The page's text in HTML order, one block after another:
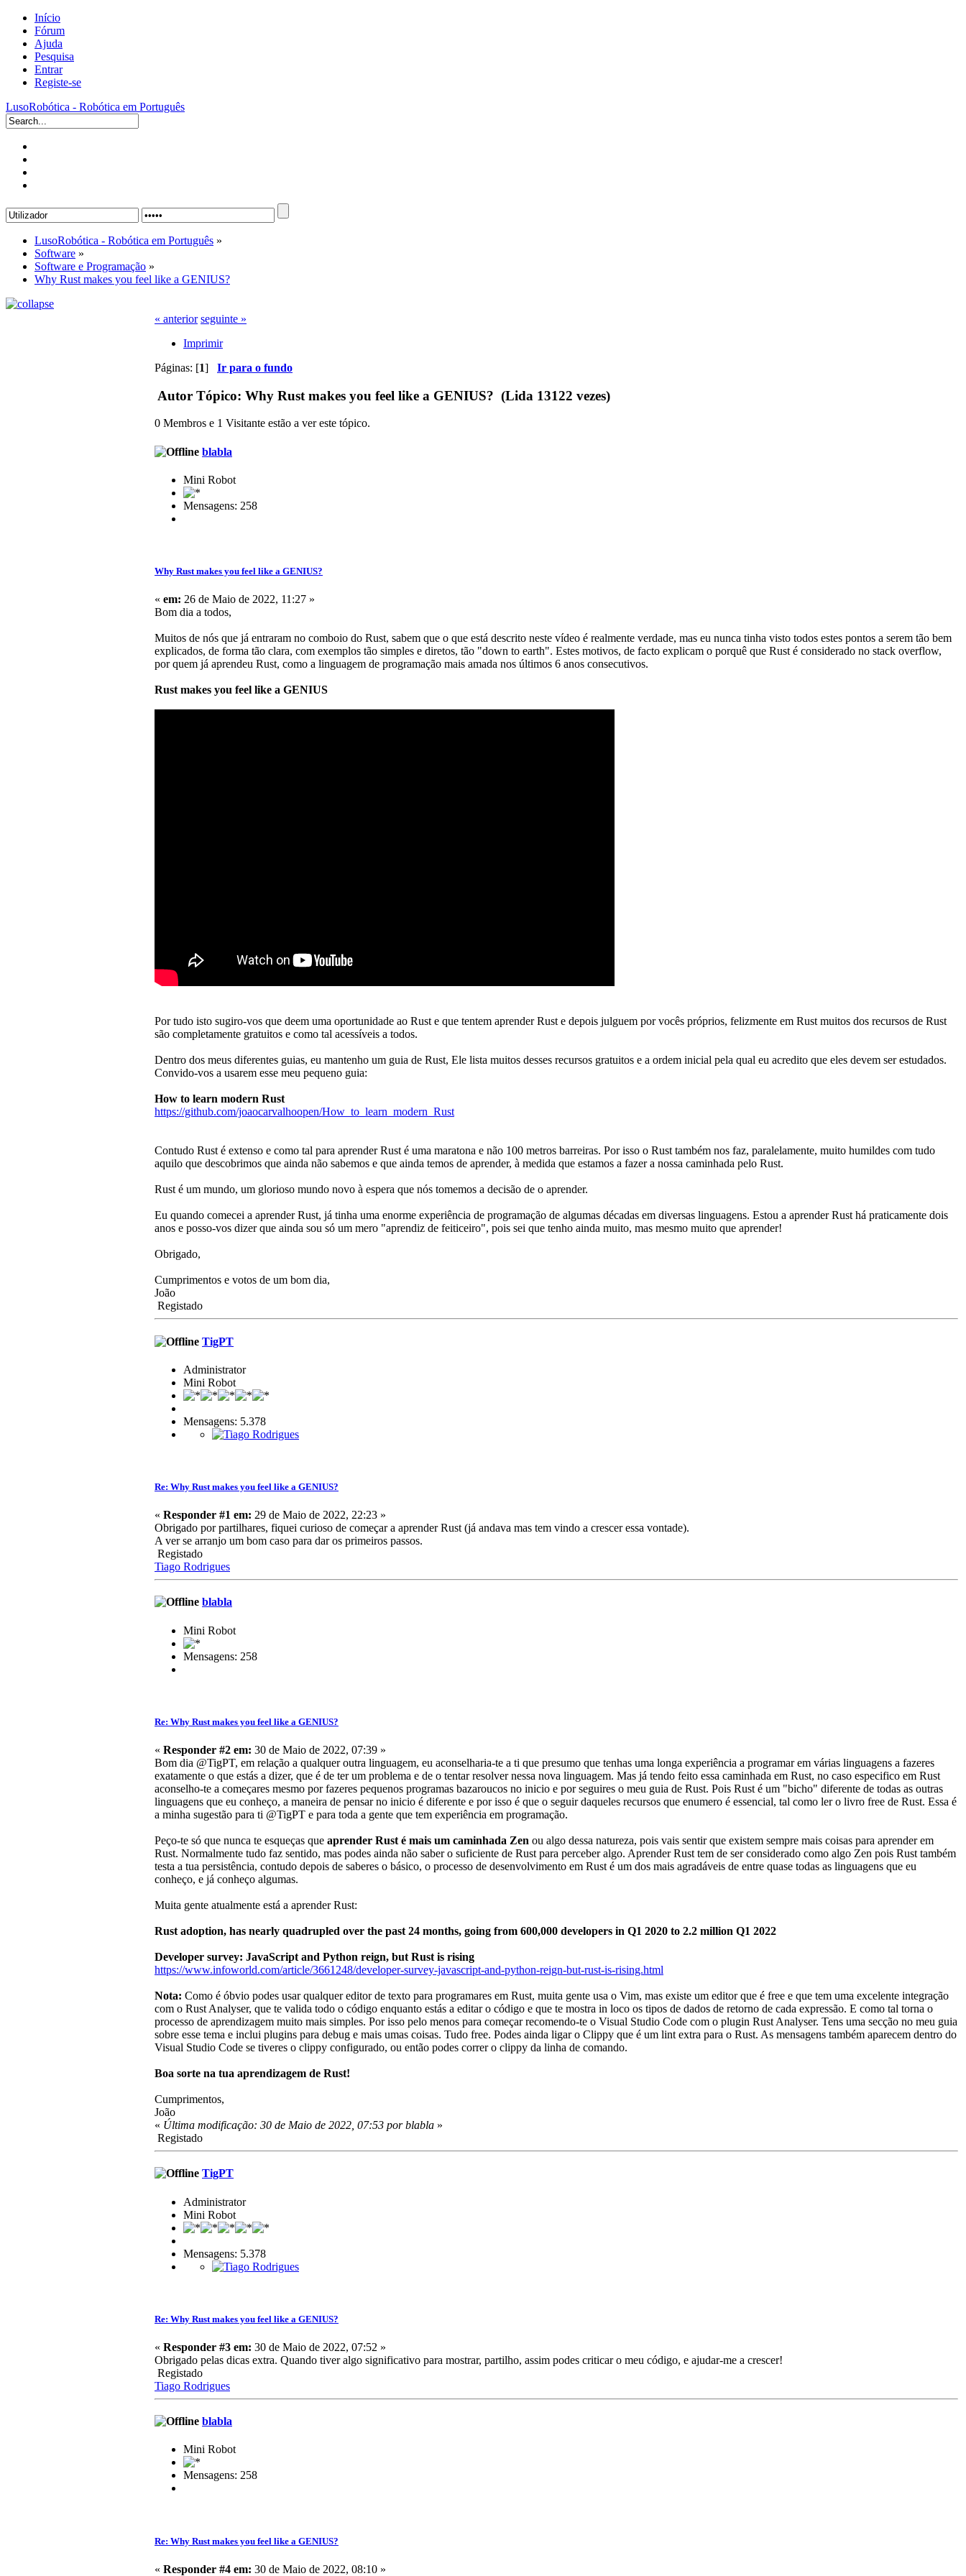
Início
Fórum
Ajuda
Pesquisa
Entrar
Registe-se
LusoRobótica - Robótica em Português
LusoRobótica - Robótica em Português »
Software »
Software e Programação »
Why Rust makes you feel like a GENIUS?
« anterior seguinte »
Imprimir
Páginas: [1] Ir para o fundo
Autor Tópico: Why Rust makes you feel like a GENIUS? (Lida 13122 vezes)
0 Membros e 1 Visitante estão a ver este tópico.
blabla
Mini Robot
Mensagens: 258
Why Rust makes you feel like a GENIUS?
« em: 26 de Maio de 2022, 11:27 »
Bom dia a todos,
Muitos de nós que já entraram no comboio do Rust, sabem que o que está descrito neste vídeo é realmente verdade, mas eu nunca tinha visto todos estes pontos a serem tão bem
explicados, de forma tão clara, com exemplos tão simples e diretos, tão "down to earth". Estes motivos, de facto explicam o porquê que Rust é considerado no stack overflow,
por quem já aprendeu Rust, como a linguagem de programação mais amada nos últimos 6 anos consecutivos.
Rust makes you feel like a GENIUS
Por tudo isto sugiro-vos que deem uma oportunidade ao Rust e que tentem aprender Rust e depois julguem por vocês próprios, felizmente em Rust muitos dos recursos de Rust
são completamente gratuitos e como tal acessíveis a todos.
Dentro dos meus diferentes guias, eu mantenho um guia de Rust, Ele lista muitos desses recursos gratuitos e a ordem inicial pela qual eu acredito que eles devem ser estudados.
Convido-vos a usarem esse meu pequeno guia:
How to learn modern Rust
https://github.com/joaocarvalhoopen/How_to_learn_modern_Rust
Contudo Rust é extenso e como tal para aprender Rust é uma maratona e não 100 metros barreiras. Por isso o Rust também nos faz, paralelamente, muito humildes com tudo
aquilo que descobrimos que ainda não sabemos e que ainda temos de aprender, à medida que estamos a fazer a nossa caminhada pelo Rust.
Rust é um mundo, um glorioso mundo novo à espera que nós tomemos a decisão de o aprender.
Eu quando comecei a aprender Rust, já tinha uma enorme experiência de programação de algumas décadas em diversas linguagens. Estou a aprender Rust há praticamente dois
anos e posso-vos dizer que ainda sou só um mero "aprendiz de feiticeiro", pois sei que tenho ainda muito, mas mesmo muito que aprender!
Obrigado,
Cumprimentos e votos de um bom dia,
João
Registado
TigPT
Administrator
Mini Robot
Mensagens: 5.378
Re: Why Rust makes you feel like a GENIUS?
« Responder #1 em: 29 de Maio de 2022, 22:23 »
Obrigado por partilhares, fiquei curioso de começar a aprender Rust (já andava mas tem vindo a crescer essa vontade).
A ver se arranjo um bom caso para dar os primeiros passos.
Registado
Tiago Rodrigues
blabla
Mini Robot
Mensagens: 258
Re: Why Rust makes you feel like a GENIUS?
« Responder #2 em: 30 de Maio de 2022, 07:39 »
Bom dia @TigPT, em relação a qualquer outra linguagem, eu aconselharia-te a ti que presumo que tenhas uma longa experiência a programar em várias linguagens a fazeres
exatamente o que estás a dizer, que é de ter um problema e de o tentar resolver nessa nova linguagem. Mas já tendo feito essa caminhada em Rust, no caso especifico em Rust
aconselho-te a começares mesmo por fazeres pequenos programas bazaroucos no inicio e por seguires o meu guia de Rust. Pois Rust é um "bicho" diferente de todas as outras
linguagens que eu conheço, a maneira de pensar no inicio é diferente e por isso é que o seguir daqueles recursos que enumero é essencial, tal como ler o livro free de Rust. Essa é
a minha sugestão para ti @TigPT e para toda a gente que tem experiência em programação.
Peço-te só que nunca te esqueças que aprender Rust é mais um caminhada Zen ou algo dessa natureza, pois vais sentir que existem sempre mais coisas para aprender em
Rust. Normalmente tudo faz sentido, mas podes ainda não saber o suficiente de Rust para perceber algo. Aprender Rust tem de ser considerado como algo Zen pois Rust também
testa a tua persistência, contudo depois de saberes o básico, o processo de desenvolvimento em Rust é um dos mais agradáveis de entre quase todas as linguagens que eu
conheço, e já conheço algumas.
Muita gente atualmente está a aprender Rust:
Rust adoption, has nearly quadrupled over the past 24 months, going from 600,000 developers in Q1 2020 to 2.2 million Q1 2022
Developer survey: JavaScript and Python reign, but Rust is rising
https://www.infoworld.com/article/3661248/developer-survey-javascript-and-python-reign-but-rust-is-rising.html
Nota: Como é óbvio podes usar qualquer editor de texto para programares em Rust, muita gente usa o Vim, mas existe um editor que é free e que tem uma excelente integração
com o Rust Analyser, que te valida todo o código enquanto estás a editar o código e que te mostra in loco os tipos de dados de retorno de cada expressão. E como tal torna o
processo de aprendizagem muito mais simples. Por isso pelo menos para começar recomendo-te o Visual Studio Code com o plugin Rust Analyser. Tens uma secção no meu guia
sobre esse tema e inclui plugins para debug e mais umas coisas. Tudo free. Podes ainda ligar o Clippy que é um lint extra para o Rust. As mensagens também aparecem dentro do
Visual Studio Code se tiveres o clippy configurado, ou então podes correr o clippy da linha de comando.
Boa sorte na tua aprendizagem de Rust!
Cumprimentos,
João
« Última modificação: 30 de Maio de 2022, 07:53 por blabla »
Registado
TigPT
Administrator
Mini Robot
Mensagens: 5.378
Re: Why Rust makes you feel like a GENIUS?
« Responder #3 em: 30 de Maio de 2022, 07:52 »
Obrigado pelas dicas extra. Quando tiver algo significativo para mostrar, partilho, assim podes criticar o meu código, e ajudar-me a crescer!
Registado
Tiago Rodrigues
blabla
Mini Robot
Mensagens: 258
Re: Why Rust makes you feel like a GENIUS?
« Responder #4 em: 30 de Maio de 2022, 08:10 »